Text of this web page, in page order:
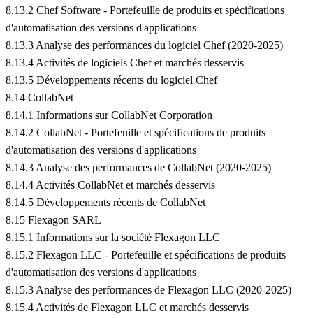
8.13.2 Chef Software - Portefeuille de produits et spécifications
d'automatisation des versions d'applications
8.13.3 Analyse des performances du logiciel Chef (2020-2025)
8.13.4 Activités de logiciels Chef et marchés desservis
8.13.5 Développements récents du logiciel Chef
8.14 CollabNet
8.14.1 Informations sur CollabNet Corporation
8.14.2 CollabNet - Portefeuille et spécifications de produits
d'automatisation des versions d'applications
8.14.3 Analyse des performances de CollabNet (2020-2025)
8.14.4 Activités CollabNet et marchés desservis
8.14.5 Développements récents de CollabNet
8.15 Flexagon SARL
8.15.1 Informations sur la société Flexagon LLC
8.15.2 Flexagon LLC - Portefeuille et spécifications de produits
d'automatisation des versions d'applications
8.15.3 Analyse des performances de Flexagon LLC (2020-2025)
8.15.4 Activités de Flexagon LLC et marchés desservis